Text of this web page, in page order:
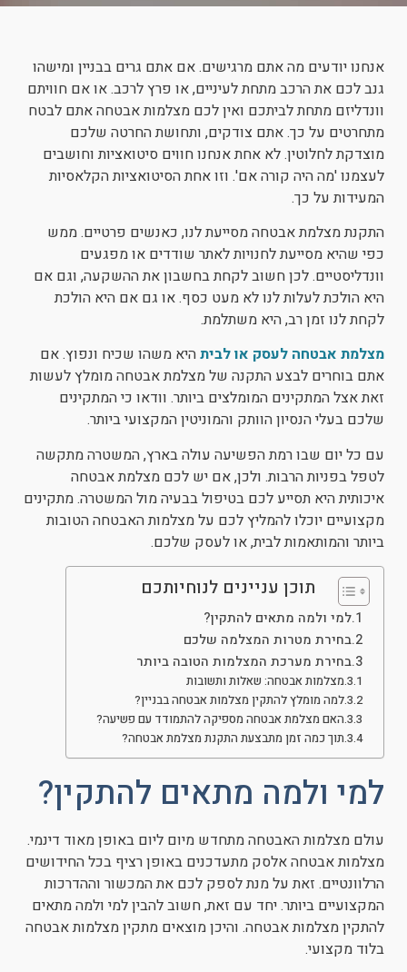
font_download סמן קישורים
לאפס את כל האפשרויות
cached
אנחנו יודעים מה אתם מרגישים. אם אתם גרים בבניין ומישהו
גנב לכם את הרכב מתחת לעיניים, או פרץ לרכב. או אם חוויתם
וונדליזם מתחת לביתכם ואין לכם מצלמות אבטחה אתם לבטח
מתחרטים על כך. אתם צודקים, ותחושת החרטה שלכם
מוצדקת לחלוטין. לא אחת אנחנו חווים סיטואציות וחושבים
לעצמנו 'מה היה קורה אם'. וזו אחת הסיטואציות הקלאסיות
המעידות על כך.
התקנת מצלמת אבטחה מסייעת לנו, כאנשים פרטיים. ממש
כפי שהיא מסייעת לחנויות לאתר שודדים או מפגעים
וונדליסטיים. לכן חשוב לקחת בחשבון את ההשקעה, וגם אם
היא הולכת לעלות לנו לא מעט כסף. או גם אם היא הולכת
לקחת לנו זמן רב, היא משתלמת.
מצלמת אבטחה לעסק או לביתהיא משהו שכיח ונפוץ. אם
אתם בוחרים לבצע התקנה של מצלמת אבטחה מומלץ לעשות
זאת אצל המתקינים המומלצים ביותר. וודאו כי המתקינים
שלכם בעלי הנסיון הוותק והמוניטין המקצועי ביותר.
עם כל יום שבו רמת הפשיעה עולה בארץ, המשטרה מתקשה
לטפל בפניות הרבות. ולכן, אם יש לכם מצלמת אבטחה
איכותית היא תסייע לכם בטיפול בבעיה מול המשטרה. מתקינים
מקצועיים יוכלו להמליץ לכם על מצלמות האבטחה הטובות
ביותר והמותאמות לבית, או לעסק שלכם.
תוכן עניינים לנוחיותכם
למי ולמה מתאים להתקין?
בחירת מטרות המצלמה שלכם
בחירת מערכת המצלמות הטובה ביותר
מצלמות אבטחה: שאלות ותשובות
למה מומלץ להתקין מצלמות אבטחה בבניין?
האם מצלמת אבטחה מספיקה להתמודד עם פשיעה?
תוך כמה זמן מתבצעת התקנת מצלמת אבטחה?
למי ולמה מתאים להתקין?
עולם מצלמות האבטחה מתחדש מיום ליום באופן מאוד דינמי.
מצלמות אבטחה אלסק מתעדכנים באופן רציף בכל החידושים
הרלוונטיים. זאת על מנת לספק לכם את המכשור וההדרכות
המקצועיים ביותר. יחד עם זאת, חשוב להבין למי ולמה מתאים
להתקין מצלמות אבטחה. והיכן מוצאים מתקין מצלמות אבטחה
בלוד מקצועי.